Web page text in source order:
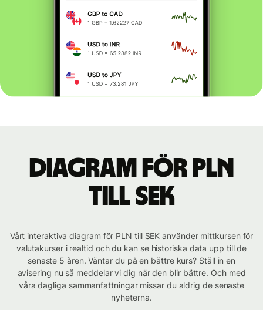
Diagram för PLN
till SEK
Vårt interaktiva diagram för PLN till SEK använder mittkursen för
valutakurser i realtid och du kan se historiska data upp till de
senaste 5 åren. Väntar du på en bättre kurs? Ställ in en
avisering nu så meddelar vi dig när den blir bättre. Och med
våra dagliga sammanfattningar missar du aldrig de senaste
nyheterna.